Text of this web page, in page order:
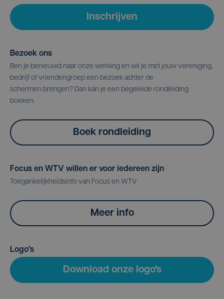
Inschrijven
Bezoek ons
Ben je benieuwd naar onze werking en wil je met jouw vereniging,
bedrijf of vriendengroep een bezoek achter de
schermen brengen? Dan kan je een begeleide rondleiding
boeken.
Boek rondleiding
Focus en WTV willen er voor iedereen zijn
Toegankelijkheidsinfo van Focus en WTV
Meer info
Logo's
Download onze logo's